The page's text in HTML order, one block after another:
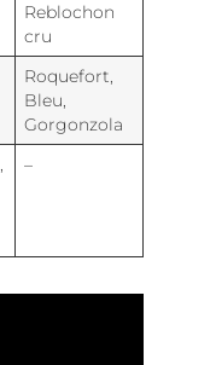
Reblochon
cru
Roquefort,
Bleu,
Gorgonzola
–